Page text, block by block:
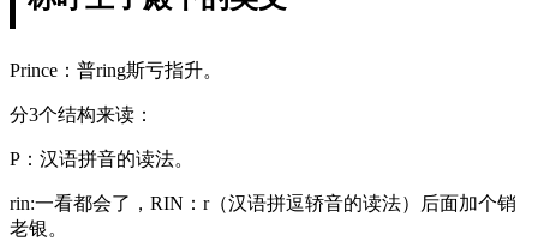
Prince：普ring斯亏指升。
分3个结构来读：
P：汉语拼音的读法。
rin:一看都会了，RIN：r（汉语拼逗轿音的读法）后面加个销
老银。